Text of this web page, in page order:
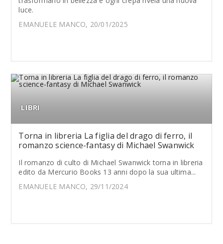
luce.
EMANUELE MANCO, 20/01/2025
LIBRI
Torna in libreria La figlia del drago di ferro, il
romanzo science-fantasy di Michael Swanwick
Il romanzo di culto di Michael Swanwick torna in libreria
edito da Mercurio Books 13 anni dopo la sua ultima...
EMANUELE MANCO, 29/11/2024